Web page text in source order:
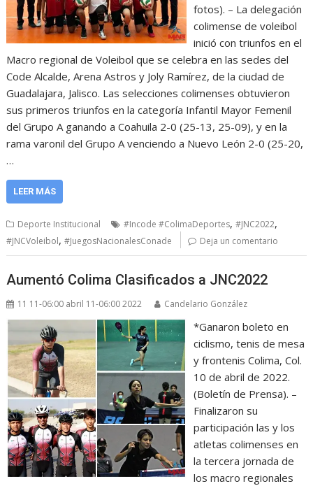
fotos). – La delegación
colimense de voleibol
inició con triunfos en el
Macro regional de Voleibol que se celebra en las sedes del
Code Alcalde, Arena Astros y Joly Ramírez, de la ciudad de
Guadalajara, Jalisco. Las selecciones colimenses obtuvieron
sus primeros triunfos en la categoría Infantil Mayor Femenil
del Grupo A ganando a Coahuila 2-0 (25-13, 25-09), y en la
rama varonil del Grupo A venciendo a Nuevo León 2-0 (25-20,
…
LEER MÁS
Deporte Institucional #Incode #ColimaDeportes,#JNC2022,
#JNCVoleibol,#JuegosNacionalesConade Deja un comentario
Aumentó Colima Clasificados a JNC2022
11 11-06:00 abril 11-06:00 2022 Candelario González
*Ganaron boleto en
ciclismo, tenis de mesa
y frontenis Colima, Col.
10 de abril de 2022.
(Boletín de Prensa). –
Finalizaron su
participación las y los
atletas colimenses en
la tercera jornada de
los macro regionales